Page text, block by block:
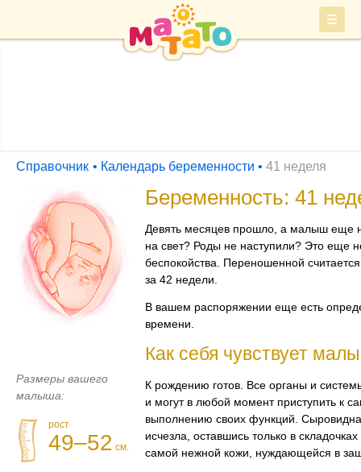
СПРАВОЧНИК
Справочник Календарь беременности 41 неделя
Размеры вашего
малыша:
рост
49–52 см.
Беременность: 41
Девять месяцев прошло, а малыш еще
на свет? Роды не наступили? Это еще
беспокойства. Переношенной
за 42 недели.
В вашем распоряжении еще есть
времени.
Как себя чувствует
К рождению готов. Все органы и
и могут в любой момент приступить к
выполнению своих функций.
исчезла, оставшись только в
самой нежной кожи, нуждающейся в